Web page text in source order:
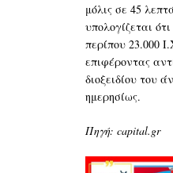
μόλις σε 45
υπολογίζεται
περίπου 23.000
επιφέροντας
διοξειδίου του
ημερησίως.
Πηγή: capital.gr